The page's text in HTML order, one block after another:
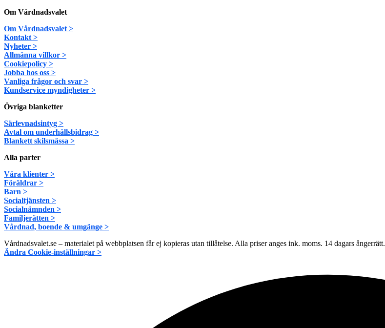
Om Vårdnadsvalet
Om Vårdnadsvalet >
Kontakt >
Nyheter >
Allmänna villkor >
Cookiepolicy >
Jobba hos oss >
Vanliga frågor och svar >
Kundservice myndigheter >
Övriga blanketter
Särlevnadsintyg >
Avtal om underhållsbidrag >
Blankett skilsmässa >
Alla parter
Våra klienter >
Föräldrar >
Barn >
Socialtjänsten >
Socialnämnden >
Familjerätten >
Vårdnad, boende & umgänge >
Vårdnadsvalet.se – materialet på webbplatsen får ej kopieras utan tillåtelse. Alla priser anges ink. moms. 14 dagars ångerrätt.
Ändra Cookie-inställningar >